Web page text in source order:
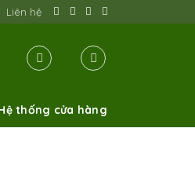
Liên hệ
thống cửa hàng